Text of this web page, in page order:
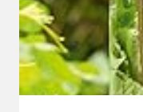
MIT